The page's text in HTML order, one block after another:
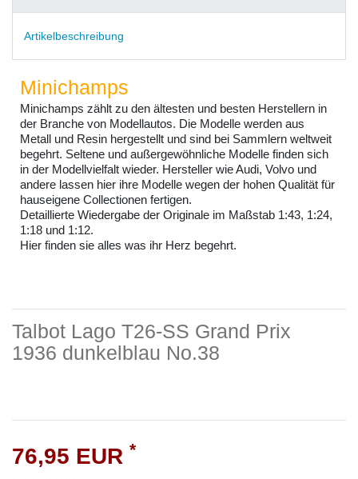
Artikelbeschreibung
Minichamps
Minichamps zählt zu den ältesten und besten Herstellern in
der Branche von Modellautos. Die Modelle werden aus
Metall und Resin hergestellt und sind bei Sammlern weltweit
begehrt. Seltene und außergewöhnliche Modelle finden sich
in der Modellvielfalt wieder. Hersteller wie Audi, Volvo und
andere lassen hier ihre Modelle wegen der hohen Qualität für
hauseigene Collectionen fertigen.
Detaillierte Wiedergabe der Originale im Maßstab 1:43, 1:24,
1:18 und 1:12.
Hier finden sie alles was ihr Herz begehrt.
Talbot Lago T26-SS Grand Prix
1936 dunkelblau No.38
76,95 EUR *